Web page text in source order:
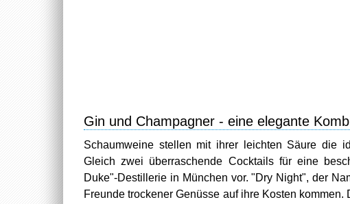
Gin und Champagner - eine elegante
Schaumweine stellen mit ihrer leichten Säure die
Gleich zwei überraschende Cocktails für eine
Duke"-Destillerie in München vor. "Dry Night", der
Freunde trockener Genüsse auf ihre Kosten